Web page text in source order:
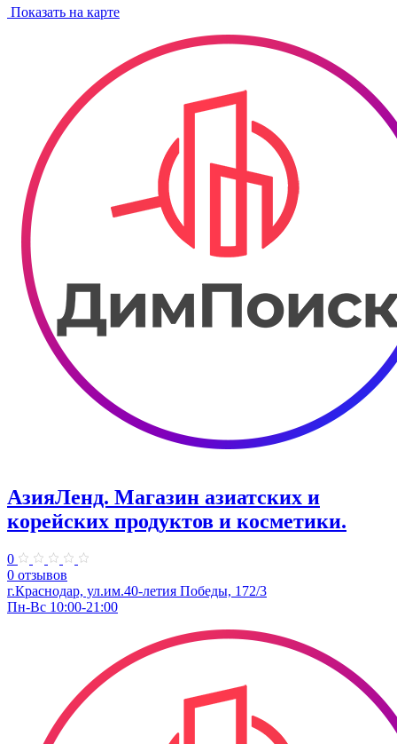
Показать на карте
АзияЛенд. Магазин азиатских и
корейских продуктов и косметики.
0
0 отзывов
г.Краснодар, ул.им.40-летия Победы, 172/3
Пн-Вс 10:00-21:00